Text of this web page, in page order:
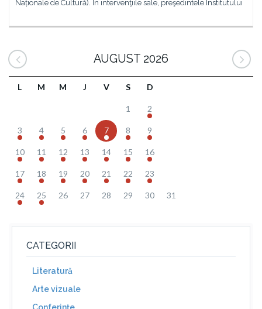
Naționale de Cultură). În intervenţiile sale, preşedintele Institutului
AUGUST 2026
L M M J V S D
1 2
3 4 5 6 7 8 9
10 11 12 13 14 15 16
17 18 19 20 21 22 23
24 25 26 27 28 29 30 31
CATEGORII
Literatură
Arte vizuale